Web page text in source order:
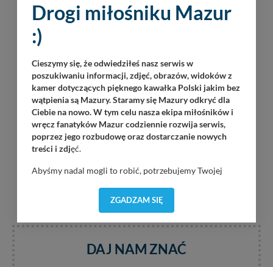
DAJ NAM ZNAĆ
Drogi miłośniku Mazur
:)
Cieszymy się, że odwiedziłeś nasz serwis w
poszukiwaniu informacji, zdjęć, obrazów, widoków z
kamer dotyczących pięknego kawałka Polski jakim bez
wątpienia są Mazury. Staramy się Mazury odkryć dla
Ciebie na nowo. W tym celu nasza ekipa miłośników i
wręcz fanatyków Mazur codziennie rozwija serwis,
poprzez jego rozbudowę oraz dostarczanie nowych
treści i zdjęć.
Abyśmy nadal mogli to robić, potrzebujemy Twojej
dostosować do Twoich preferencji. Twoje dane (w tym
pliki cookies) będą zapisywane w celu usprawnienia
Bezpieczeństwo Twoich danych jest dla nas
priorytetowe, bez poinformowania Ciebie nie będziemy
ZGADZAM SIĘ